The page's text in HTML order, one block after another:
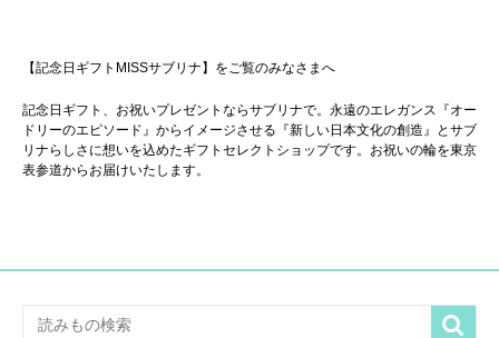
【記念日ギフトMISSサブリナ】をご覧のみなさまへ
記念日ギフト、お祝いプレゼントならサブリナで。永遠のエレガンス『オー
ドリーのエピソード』からイメージさせる『新しい日本文化の創造』とサブ
リナらしさに想いを込めたギフトセレクトショップです。お祝いの輪を東京
表参道からお届けいたします。
